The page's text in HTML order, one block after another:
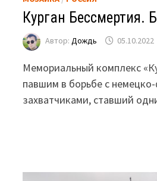
Курган Бессмертия.
Автор:Дождь 05.10.2022
Мемориальный комплекс
павшим в борьбе с
захватчиками, ставший